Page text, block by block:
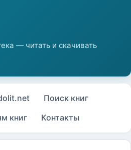
Поиск книг
книг
Контакты